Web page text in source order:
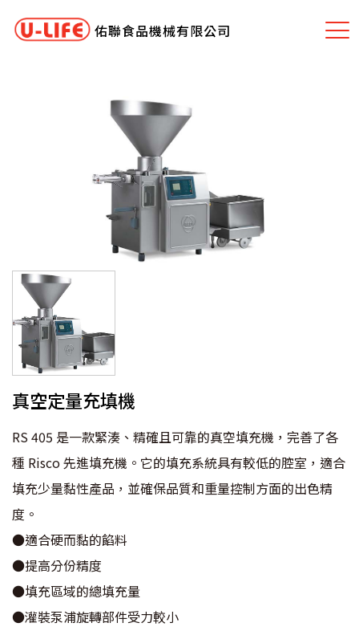
佑聯食品機械有限公司
真空定量充填機
RS 405 是一款緊湊、精確且可靠的真空填充機，完善了各
種 Risco 先進填充機。它的填充系統具有較低的腔室，適合
填充少量黏性產品，並確保品質和重量控制方面的出色精
度。
●適合硬而黏的餡料
●提高分份精度
●填充區域的總填充量
●灌裝泵浦旋轉部件受力較小